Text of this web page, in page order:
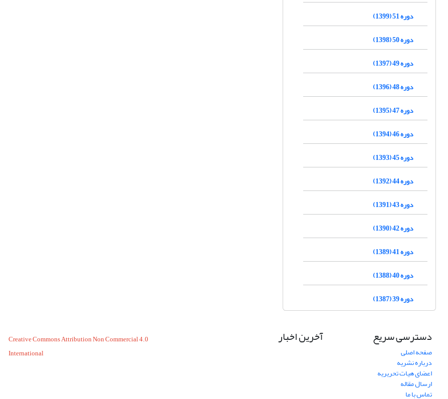
دوره 51 (1399)
دوره 50 (1398)
دوره 49 (1397)
دوره 48 (1396)
دوره 47 (1395)
دوره 46 (1394)
دوره 45 (1393)
دوره 44 (1392)
دوره 43 (1391)
دوره 42 (1390)
دوره 41 (1389)
دوره 40 (1388)
دوره 39 (1387)
دسترسی سریع
صفحه اصلی
درباره نشریه
اعضای هیات تحریریه
ارسال مقاله
تماس با ما
آخرین اخبار
Creative Commons Attribution Non Commercial 4.0
International